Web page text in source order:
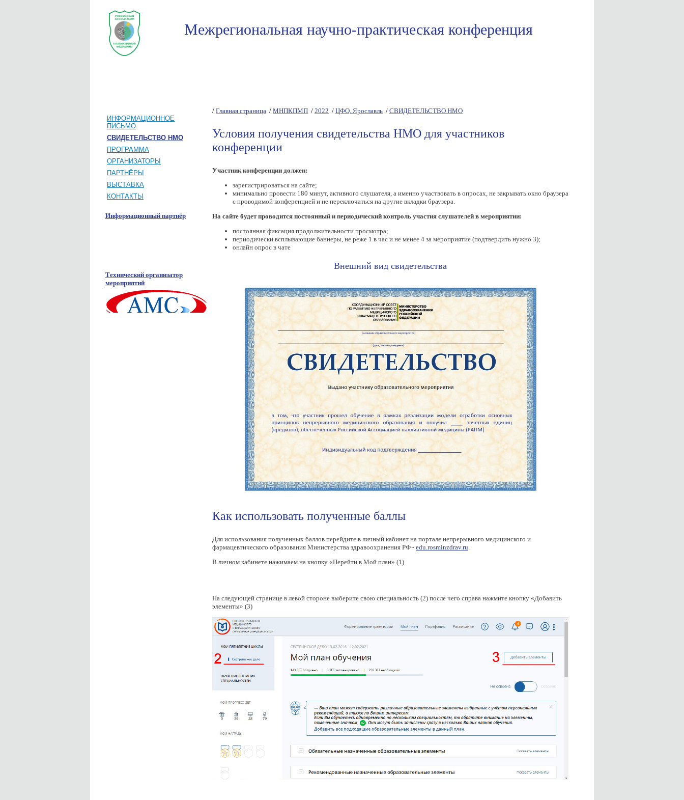
Межрегиональная научно-практическая конференция
ИНФОРМАЦИОННОЕ
ПИСЬМО
СВИДЕТЕЛЬСТВО НМО
ПРОГРАММА
ОРГАНИЗАТОРЫ
ПАРТНЁРЫ
ВЫСТАВКА
КОНТАКТЫ
Информационный партнёр
Технический организатор
мероприятий
/ Главная страница / МНПКПМП / 2022 / ЦФО, Ярославль / СВИДЕТЕЛЬСТВО НМО
Условия получения свидетельства НМО для участников
конференции
Участник конференции должен:
зарегистрироваться на сайте;
минимально провести 180 минут, активного слушателя, а именно участвовать в опросах, не закрывать окно браузера
с проводимой конференцией и не переключаться на другие вкладки браузера.
На сайте будет проводится постоянный и периодический контроль участия слушателей в мероприятии:
постоянная фиксация продолжительности просмотра;
периодически всплывающие баннеры, не реже 1 в час и не менее 4 за мероприятие (подтвердить нужно 3);
онлайн опрос в чате
Внешний вид свидетельства
Как использовать полученные баллы
Для использования полученных баллов перейдите в личный кабинет на портале непрерывного медицинского и
фармацевтического образования Министерства здравоохранения РФ - edu.rosminzdrav.ru.
В личном кабинете нажимаем на кнопку «Перейти в Мой план» (1)
На следующей странице в левой стороне выберите свою специальность (2) после чего справа нажмите кнопку «Добавить
элементы» (3)